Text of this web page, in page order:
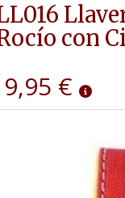
con
9,95 €